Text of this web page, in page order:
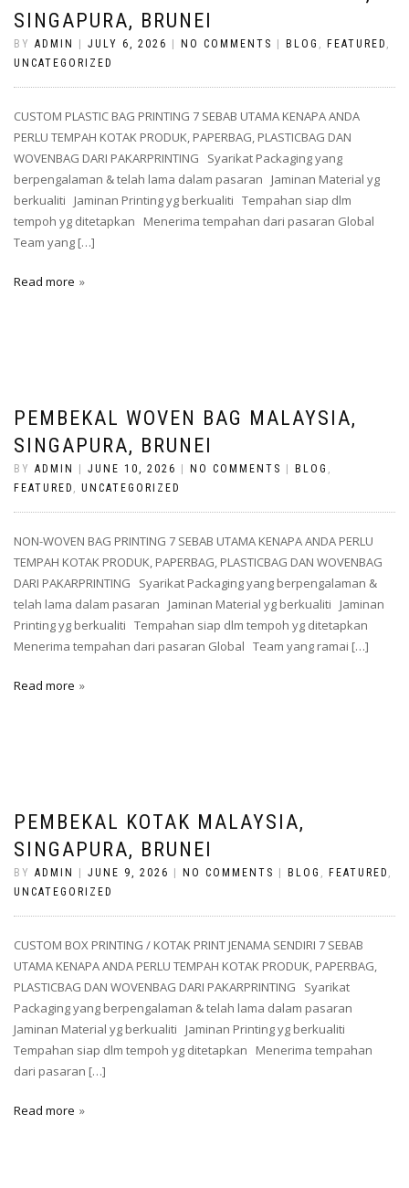
SINGAPURA, BRUNEI
BY ADMIN JULY 6, 2026 NO COMMENTS BLOG , FEATURED ,
UNCATEGORIZED
CUSTOM PLASTIC BAG PRINTING 7 SEBAB UTAMA KENAPA ANDA
PERLU TEMPAH KOTAK PRODUK, PAPERBAG, PLASTICBAG DAN
WOVENBAG DARI PAKARPRINTING Syarikat Packaging yang
berpengalaman & telah lama dalam pasaran Jaminan Material yg
berkualiti Jaminan Printing yg berkualiti Tempahan siap dlm
tempoh yg ditetapkan Menerima tempahan dari pasaran Global
Team yang […]
Read more
PEMBEKAL WOVEN BAG MALAYSIA,
SINGAPURA, BRUNEI
BY ADMIN JUNE 10, 2026 NO COMMENTS BLOG ,
FEATURED , UNCATEGORIZED
NON-WOVEN BAG PRINTING 7 SEBAB UTAMA KENAPA ANDA PERLU
TEMPAH KOTAK PRODUK, PAPERBAG, PLASTICBAG DAN WOVENBAG
DARI PAKARPRINTING Syarikat Packaging yang berpengalaman &
telah lama dalam pasaran Jaminan Material yg berkualiti Jaminan
Printing yg berkualiti Tempahan siap dlm tempoh yg ditetapkan
Menerima tempahan dari pasaran Global Team yang ramai […]
Read more
PEMBEKAL KOTAK MALAYSIA,
SINGAPURA, BRUNEI
BY ADMIN JUNE 9, 2026 NO COMMENTS BLOG , FEATURED ,
UNCATEGORIZED
CUSTOM BOX PRINTING / KOTAK PRINT JENAMA SENDIRI 7 SEBAB
UTAMA KENAPA ANDA PERLU TEMPAH KOTAK PRODUK, PAPERBAG,
PLASTICBAG DAN WOVENBAG DARI PAKARPRINTING Syarikat
Packaging yang berpengalaman & telah lama dalam pasaran
Jaminan Material yg berkualiti Jaminan Printing yg berkualiti
Tempahan siap dlm tempoh yg ditetapkan Menerima tempahan
dari pasaran […]
Read more